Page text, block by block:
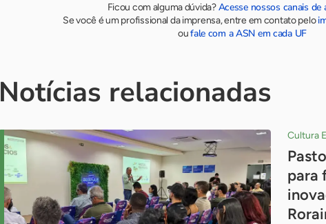
Ficou com alguma dúvida?Acesse nossos canais de
Se você é um profissional da imprensa, entre em contato pelo
oufale com a ASN em cada UF
Notícias relacionadas
Cultura
para